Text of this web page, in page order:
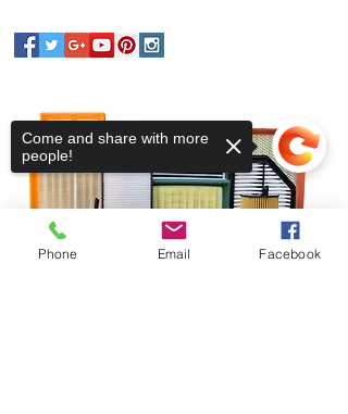
Phone Email Facebook
Come and share with more
people!